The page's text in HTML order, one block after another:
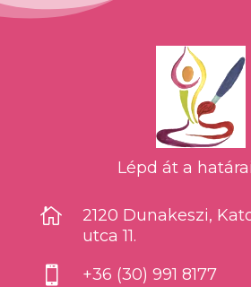
Lépd át a

2120 Dunakeszi,
utca 11.
 +36 (30) 991 8177